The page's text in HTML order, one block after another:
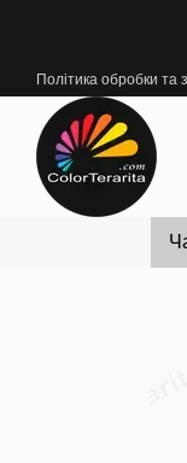
Політика обробки та